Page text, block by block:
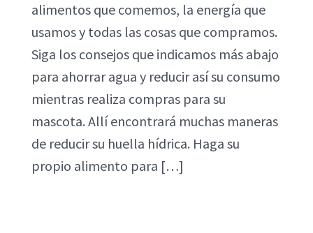
alimentos que comemos, la energía que
usamos y todas las cosas que compramos.
Siga los consejos que indicamos más abajo
para ahorrar agua y reducir así su consumo
mientras realiza compras para su
mascota. Allí encontrará muchas maneras
de reducir su huella hídrica. Haga su
propio alimento para […]